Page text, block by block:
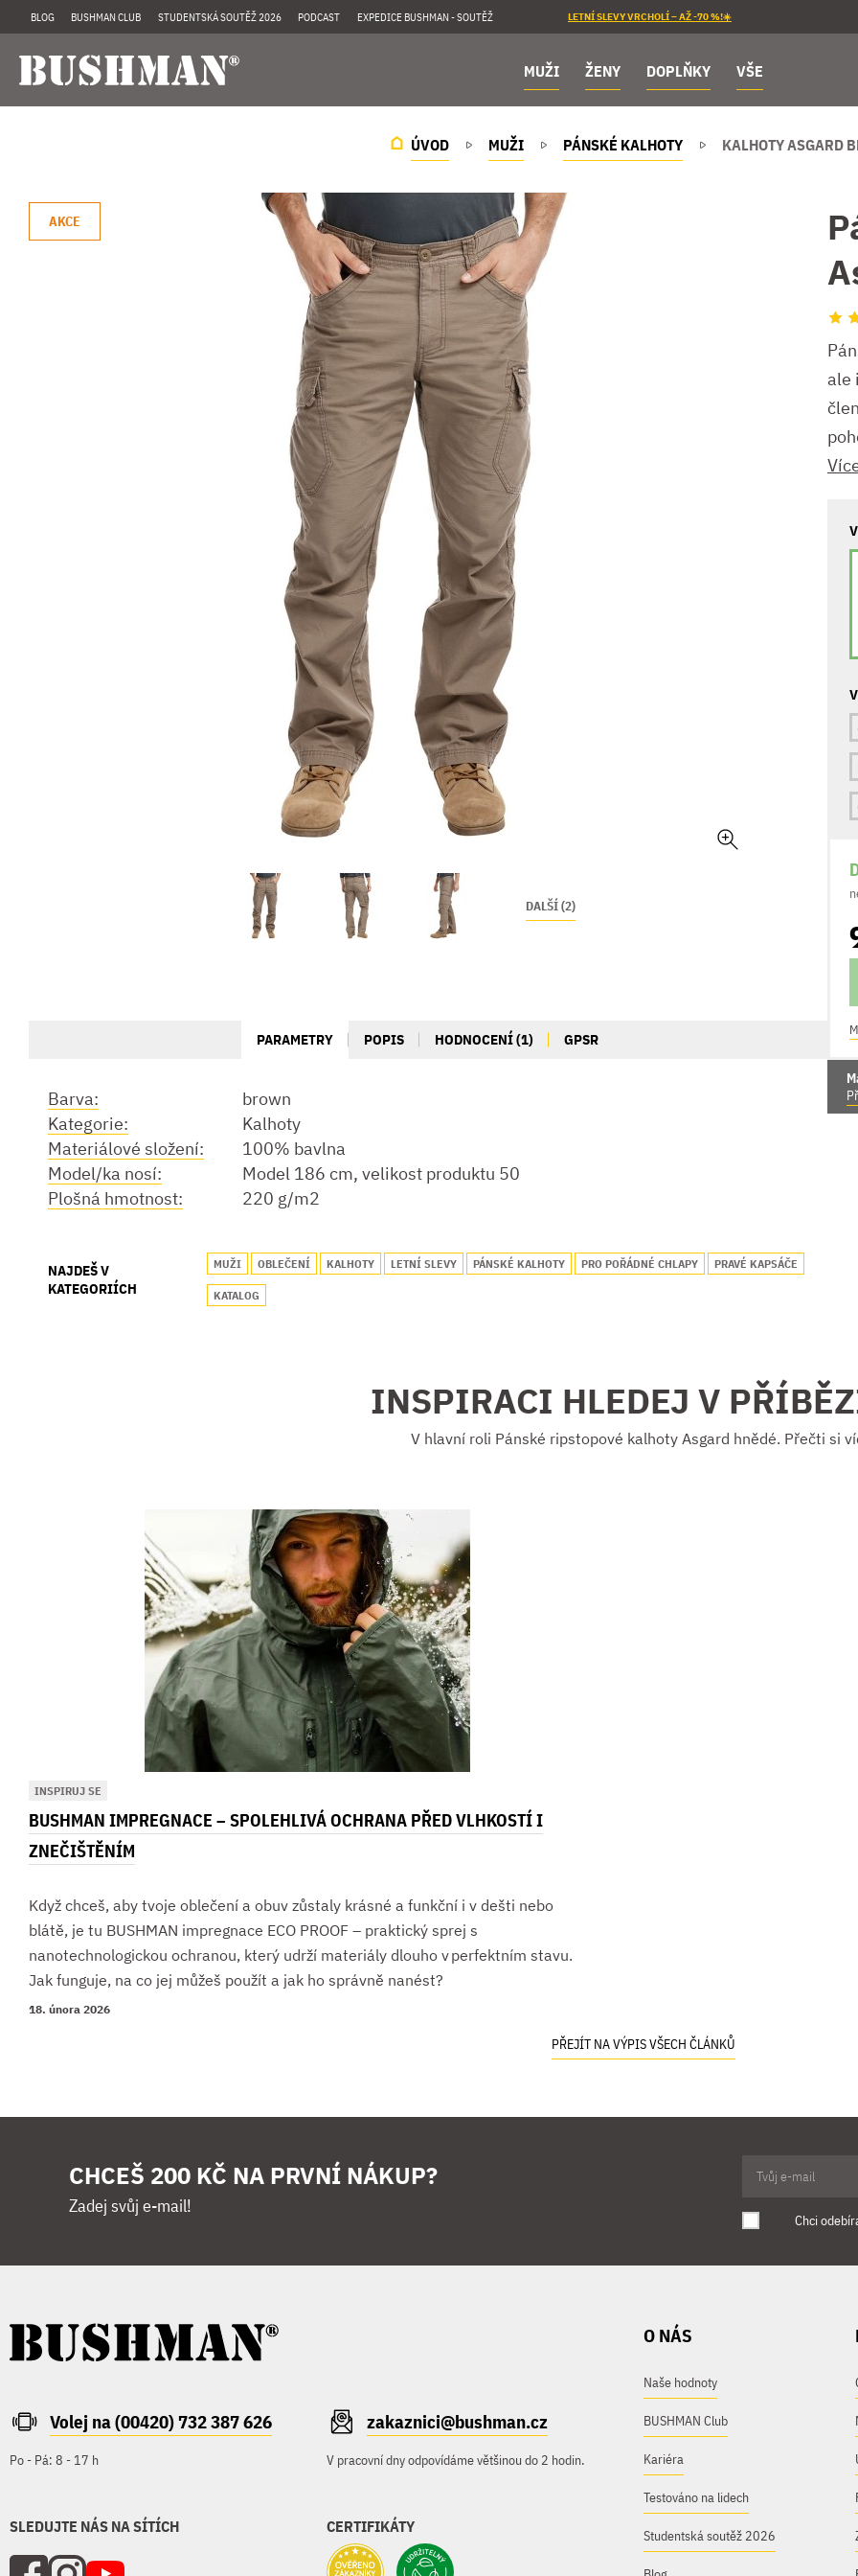
BLOG BUSHMAN CLUB STUDENTSKÁ SOUTĚŽ 2026 PODCAST EXPEDICE BUSHMAN - SOUTĚŽ LETNÍ SLEVY VRCHOLÍ – AŽ -70 %!☀️
MUŽI ŽENY DOPLŇKY VŠE
ÚVOD MUŽI PÁNSKÉ KALHOTY KALHOTY ASGARD
AKCE
DALŠÍ (2)
ale
PARAMETRY POPIS HODNOCENÍ (1) GPSR
Barva:
brown
Kategorie:
Kalhoty
Materiálové složení:
100% bavlna
Model/ka nosí:
Model 186 cm, velikost produktu 50
Plošná hmotnost:
220 g/m2
NAJDEŠ V
KATEGORIÍCH
MUŽI OBLEČENÍ KALHOTY LETNÍ SLEVY PÁNSKÉ KALHOTY PRO POŘÁDNÉ CHLAPY PRAVÉ KAPSÁČE
KATALOG
INSPIRACI HLEDEJ V
V hlavní roli Pánské ripstopové kalhoty Asgard hnědé. Přečti si
INSPIRUJ SE
BUSHMAN IMPREGNACE – SPOLEHLIVÁ OCHRANA PŘED VLHKOSTÍ I
ZNEČIŠTĚNÍM
Když chceš, aby tvoje oblečení a obuv zůstaly krásné a funkční i v dešti nebo
blátě, je tu BUSHMAN impregnace ECO PROOF – praktický sprej s
nanotechnologickou ochranou, který udrží materiály dlouho v perfektním stavu.
Jak funguje, na co jej můžeš použít a jak ho správně nanést?
18. února 2026
PŘEJÍT NA VÝPIS VŠECH ČLÁNKŮ
CHCEŠ 200 KČ NA PRVNÍ NÁKUP?
Zadej svůj e-mail!
Chci
Volej na (00420) 732 387 626
Po - Pá: 8 - 17 h
zakaznici@bushman.cz
V pracovní dny odpovídáme většinou do 2 hodin.
SLEDUJTE NÁS NA SÍTÍCH CERTIFIKÁTY
O NÁS
Naše hodnoty
BUSHMAN Club
Kariéra
Testováno na lidech
Studentská soutěž 2026